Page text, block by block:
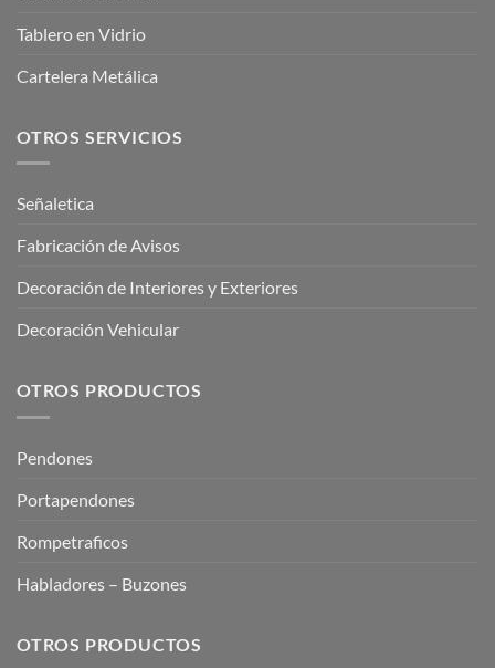
Tablero en Vidrio
Cartelera Metálica
OTROS SERVICIOS
Señaletica
Fabricación de Avisos
Decoración de Interiores y Exteriores
Decoración Vehicular
OTROS PRODUCTOS
Pendones
Portapendones
Rompetraficos
Habladores – Buzones
OTROS PRODUCTOS